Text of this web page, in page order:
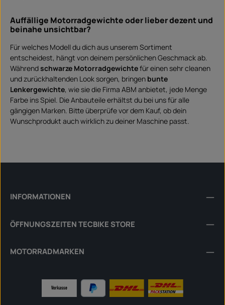
Auffällige Motorradgewichte oder lieber dezent und
beinahe unsichtbar?
Für welches Modell du dich aus unserem Sortiment
entscheidest, hängt von deinem persönlichen Geschmack ab.
Während schwarze Motorradgewichtefür einen sehr cleanen
und zurückhaltenden Look sorgen, bringen bunte
Lenkergewichte, wie sie die Firma ABM anbietet, jede Menge
Farbe ins Spiel. Die Anbauteile erhältst du bei uns für alle
gängigen Marken. Bitte überprüfe vor dem Kauf, ob dein
Wunschprodukt auch wirklich zu deiner Maschine passt.
INFORMATIONEN
ÖFFNUNGSZEITEN TECBIKE STORE
MOTORRADMARKEN